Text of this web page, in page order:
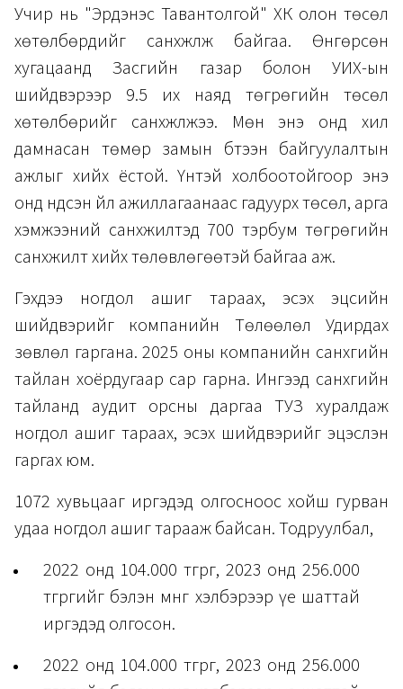
Учир нь "Эрдэнэс Тавантолгой" ХК олон төсөл
хөтөлбөрүүдийг санхүүжүүлж байгаа. Өнгөрсөн
хугацаанд Засгийн газар болон УИХ-ын
шийдвэрээр 9.5 их наяд төгрөгийн төсөл
хөтөлбөрийг санхүүжүүлжээ. Мөн энэ онд хил
дамнасан төмөр замын бүтээн байгуулалтын
ажлыг хийх ёстой. Үүнтэй холбоотойгоор энэ
онд үндсэн үйл ажиллагаанаас гадуурх төсөл, арга
хэмжээний санхүүжилтэд 700 тэрбум төгрөгийн
санхүүжилт хийх төлөвлөгөөтэй байгаа аж.
Гэхдээ ногдол ашиг тараах, эсэх эцсийн
шийдвэрийг компанийн Төлөөлөл Удирдах
зөвлөл гаргана. 2025 оны компанийн санхүүгийн
тайлан хоёрдугаар сар гарна. Ингээд санхүүгийн
тайланд аудит орсны даргаа ТУЗ хуралдаж
ногдол ашиг тараах, эсэх шийдвэрийг эцэслэн
гаргах юм.
1072 хувьцааг иргэдэд олгосноос хойш гурван
удаа ногдол ашиг тарааж байсан. Тодруулбал,
2022 онд 104.000 төгрөг, 2023 онд 256.000
төгрөгийг бэлэн мөнгө хэлбэрээр үе шаттай
иргэдэд олгосон.
2022 онд 104.000 төгрөг, 2023 онд 256.000